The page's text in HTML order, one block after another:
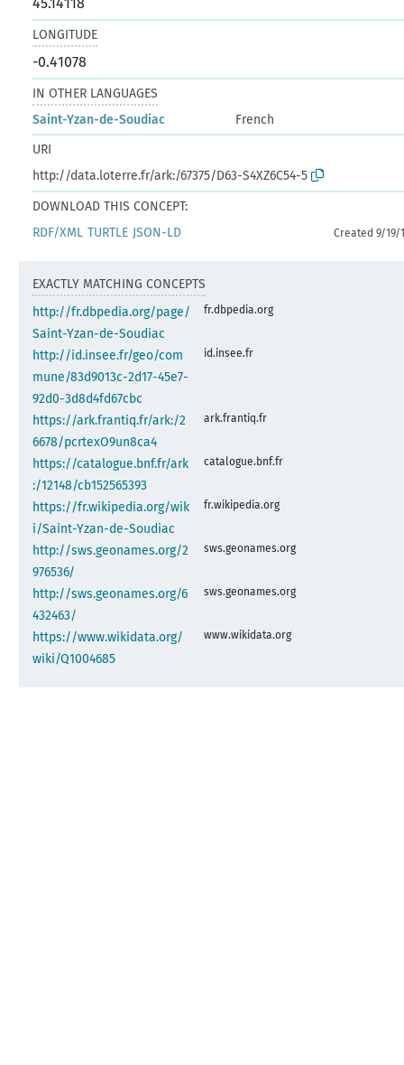
LONGITUDE
-0.41078
IN OTHER LANGUAGES
Saint-Yzan-de-Soudiac
French
URI
http://data.loterre.fr/ark:/67375/D63-S4XZ6C54-5
DOWNLOAD THIS CONCEPT:
RDF/XML TURTLE JSON-LD Created 9/19/
EXACTLY MATCHING CONCEPTS
http://fr.dbpedia.org/page/
Saint-Yzan-de-Soudiac
fr.dbpedia.org
http://id.insee.fr/geo/com
mune/83d9013c-2d17-45e7-
92d0-3d8d4fd67cbc
id.insee.fr
https://ark.frantiq.fr/ark:/2
6678/pcrtexO9un8ca4
ark.frantiq.fr
https://catalogue.bnf.fr/ark
:/12148/cb152565393
catalogue.bnf.fr
https://fr.wikipedia.org/wik
i/Saint-Yzan-de-Soudiac
fr.wikipedia.org
http://sws.geonames.org/2
976536/
sws.geonames.org
http://sws.geonames.org/6
432463/
sws.geonames.org
https://www.wikidata.org/
wiki/Q1004685
www.wikidata.org